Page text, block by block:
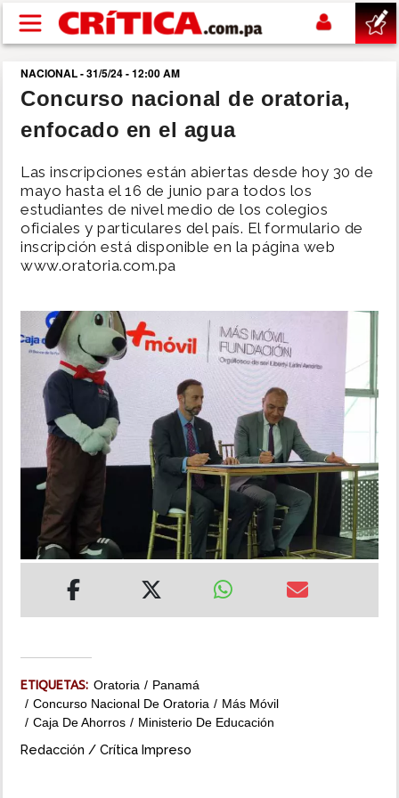
Pasar al contenido principal
buscar
SUCESOS
NACIONAL
POLÍTICA
DEPORTES
MUNDO
INSÓLITAS
MULTIMEDIA
IMPRESO
NACIONAL - 31/5/24 - 12:00 AM
Concurso nacional de oratoria,
enfocado en el agua
Las inscripciones están abiertas desde hoy 30 de
mayo hasta el 16 de junio para todos los
estudiantes de nivel medio de los colegios
oficiales y particulares del país. El formulario de
inscripción está disponible en la página web
www.oratoria.com.pa
ETIQUETAS: Oratoria
Panamá
Concurso Nacional De Oratoria
Más Móvil
Caja De Ahorros
Ministerio De Educación
Redacción / Crítica Impreso